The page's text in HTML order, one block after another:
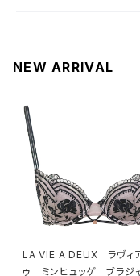
NEW ARRIVAL
LA VIE A DEUX ラヴィ
ゥ ミンヒュッゲ ブラジ